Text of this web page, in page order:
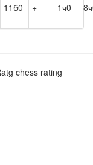
11б0 + 1ч0
chess rating